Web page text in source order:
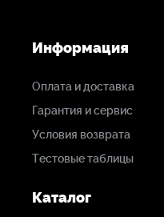
Информация
Оплата и доставка
Гарантия и сервис
Условия возврата
Тестовые таблицы
Каталог